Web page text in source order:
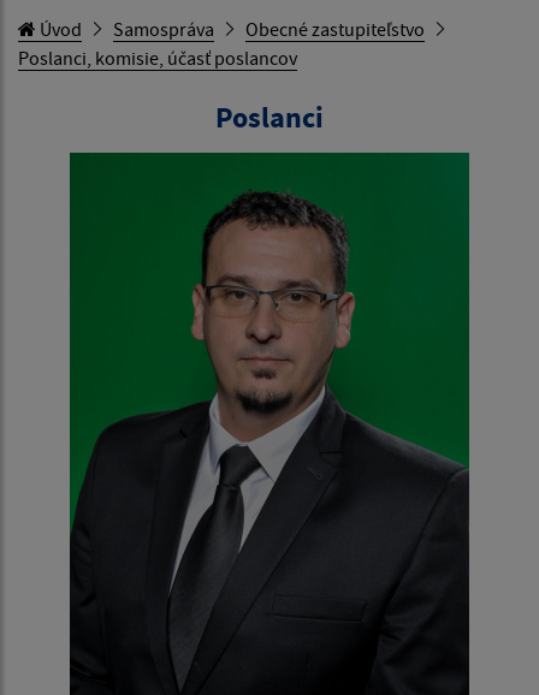
Úvod Samospráva
Obecné zastupiteľstvo
Poslanci, komisie, účasť poslancov
Poslanci